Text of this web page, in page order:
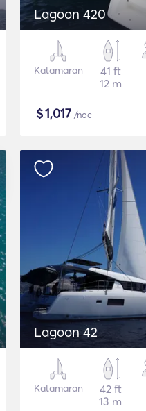
Lagoon 420
Katamaran
41 ft
12 m
$1,017 /noc
Lagoon 42
Katamaran
42 ft
13 m